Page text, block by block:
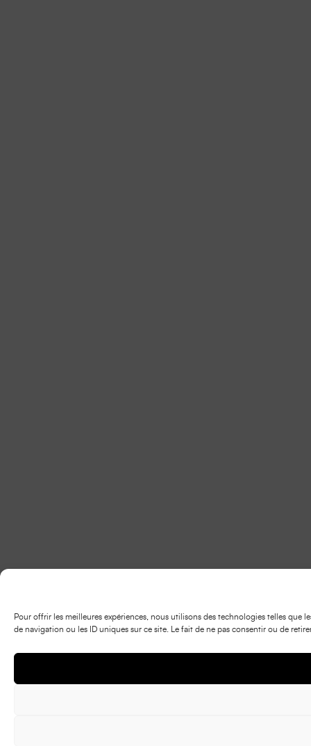
Pour offrir les meilleures expériences, nous utilisons des technologies telles
de navigation ou les ID uniques sur ce site. Le fait de ne pas consentir ou de